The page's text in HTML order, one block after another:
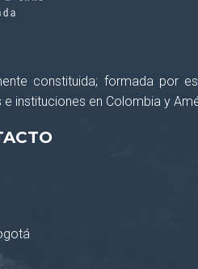
constituida; formada por
instituciones en Colombia y